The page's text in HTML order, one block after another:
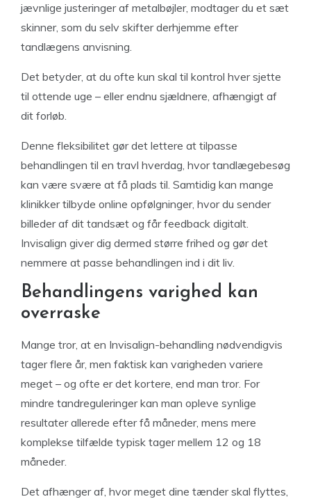
jævnlige justeringer af metalbøjler, modtager du et sæt
skinner, som du selv skifter derhjemme efter
tandlægens anvisning.
Det betyder, at du ofte kun skal til kontrol hver sjette
til ottende uge – eller endnu sjældnere, afhængigt af
dit forløb.
Denne fleksibilitet gør det lettere at tilpasse
behandlingen til en travl hverdag, hvor tandlægebesøg
kan være svære at få plads til. Samtidig kan mange
klinikker tilbyde online opfølgninger, hvor du sender
billeder af dit tandsæt og får feedback digitalt.
Invisalign giver dig dermed større frihed og gør det
nemmere at passe behandlingen ind i dit liv.
Behandlingens varighed kan
overraske
Mange tror, at en Invisalign-behandling nødvendigvis
tager flere år, men faktisk kan varigheden variere
meget – og ofte er det kortere, end man tror. For
mindre tandreguleringer kan man opleve synlige
resultater allerede efter få måneder, mens mere
komplekse tilfælde typisk tager mellem 12 og 18
måneder.
Det afhænger af, hvor meget dine tænder skal flyttes,